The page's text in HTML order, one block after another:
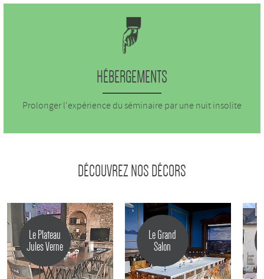
HÉBERGEMENTS
Prolonger l'expérience du séminaire par une nuit insolite
DÉCOUVREZ NOS DÉCORS
Le Plateau
Jules Verne
Le Grand
Salon